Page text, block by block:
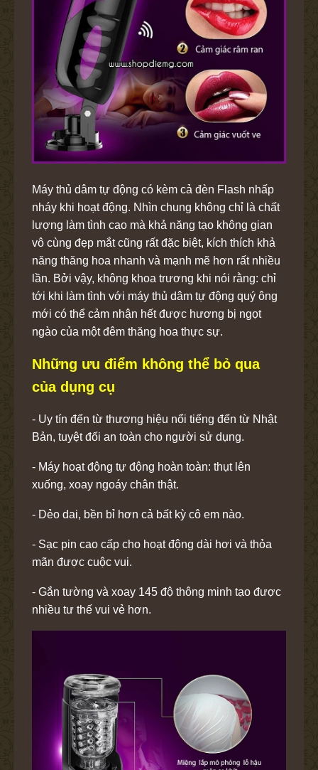
Máy thủ dâm tự động có kèm cả đèn Flash nhấp
nháy khi hoạt động. Nhìn chung không chỉ là chất
lượng làm tình cao mà khả năng tạo không gian
vô cùng đẹp mắt cũng rất đặc biệt, kích thích khả
năng thăng hoa nhanh và mạnh mẽ hơn rất nhiều
lần. Bởi vậy, không khoa trương khi nói rằng: chỉ
tới khi làm tình với máy thủ dâm tự động quý ông
mới có thể cảm nhận hết được hương bị ngọt
ngào của một đêm thăng hoa thực sự.
Những ưu điểm không thể bỏ qua
của dụng cụ
- Uy tín đến từ thương hiệu nổi tiếng đến từ Nhật
Bản, tuyệt đối an toàn cho người sử dụng.
- Máy hoạt động tự động hoàn toàn: thụt lên
xuống, xoay ngoáy chân thật.
- Dẻo dai, bền bỉ hơn cả bất kỳ cô em nào.
- Sạc pin cao cấp cho hoạt động dài hơi và thỏa
mãn được cuộc vui.
- Gắn tường và xoay 145 độ thông minh tạo được
nhiều tư thế vui vẻ hơn.